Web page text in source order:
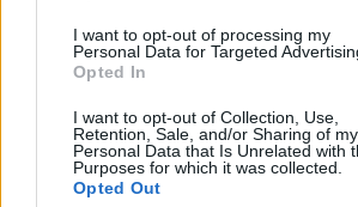
I want to opt-out of processing my
Personal Data for Targeted
Opted In
I want to opt-out of Collection, Use,
Retention, Sale, and/or Sharing of my
Personal Data that Is Unrelated with
Purposes for which it was collected.
Opted Out
színháztörténeti múzeum az intézet
működött.
Az intézményből 1959-ben kivált a
Színháztudományi Intézet pedig 1969-től